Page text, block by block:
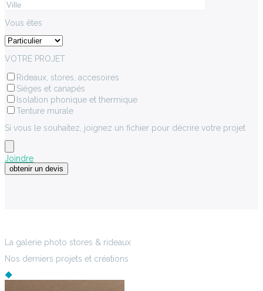
Vous êtes
VOTRE PROJET
Rideaux, stores, accesoires
Sièges et canapés
Isolation phonique et thermique
Tenture murale
Si vous le souhaitez, joignez un fichier pour décrire votre projet
Joindre
La galerie photo stores & rideaux
Nos derniers projets et créations